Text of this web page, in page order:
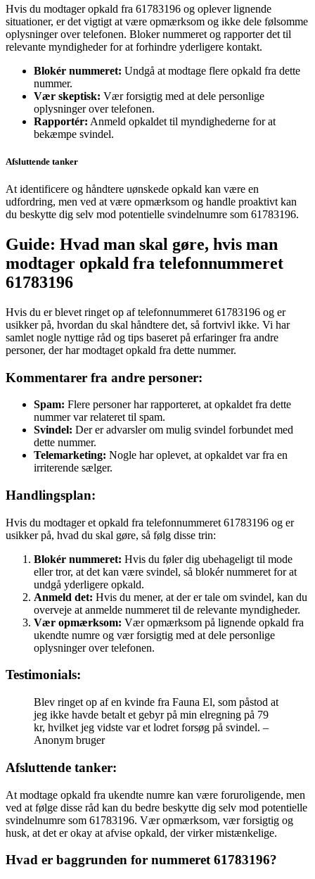
Hvis du modtager opkald fra 61783196 og oplever lignende
situationer, er det vigtigt at være opmærksom og ikke dele følsomme
oplysninger over telefonen. Bloker nummeret og rapporter det til
relevante myndigheder for at forhindre yderligere kontakt.
Blokér nummeret: Undgå at modtage flere opkald fra dette
nummer.
Vær skeptisk: Vær forsigtig med at dele personlige
oplysninger over telefonen.
Rapportér: Anmeld opkaldet til myndighederne for at
bekæmpe svindel.
Afsluttende tanker
At identificere og håndtere uønskede opkald kan være en
udfordring, men ved at være opmærksom og handle proaktivt kan
du beskytte dig selv mod potentielle svindelnumre som 61783196.
Guide: Hvad man skal gøre, hvis man
modtager opkald fra telefonnummeret
61783196
Hvis du er blevet ringet op af telefonnummeret 61783196 og er
usikker på, hvordan du skal håndtere det, så fortvivl ikke. Vi har
samlet nogle nyttige råd og tips baseret på erfaringer fra andre
personer, der har modtaget opkald fra dette nummer.
Kommentarer fra andre personer:
Spam: Flere personer har rapporteret, at opkaldet fra dette
nummer var relateret til spam.
Svindel: Der er advarsler om mulig svindel forbundet med
dette nummer.
Telemarketing: Nogle har oplevet, at opkaldet var fra en
irriterende sælger.
Handlingsplan:
Hvis du modtager et opkald fra telefonnummeret 61783196 og er
usikker på, hvad du skal gøre, så følg disse trin:
Blokér nummeret: Hvis du føler dig ubehageligt til mode
eller tror, at det kan være svindel, så blokér nummeret for at
undgå yderligere opkald.
Anmeld det: Hvis du mener, at der er tale om svindel, kan du
overveje at anmelde nummeret til de relevante myndigheder.
Vær opmærksom: Vær opmærksom på lignende opkald fra
ukendte numre og vær forsigtig med at dele personlige
oplysninger over telefonen.
Testimonials:
Blev ringet op af en kvinde fra Fauna El, som påstod at
jeg ikke havde betalt et gebyr på min elregning på 79
kr, hvilket jeg vidste var et lodret forsøg på svindel. –
Anonym bruger
Afsluttende tanker:
At modtage opkald fra ukendte numre kan være foruroligende, men
ved at følge disse råd kan du bedre beskytte dig selv mod potentielle
svindelnumre som 61783196. Vær opmærksom, vær forsigtig og
husk, at det er okay at afvise opkald, der virker mistænkelige.
Hvad er baggrunden for nummeret 61783196?